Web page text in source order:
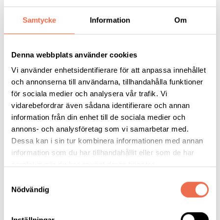
Samtycke Information Om
Denna webbplats använder cookies
Vi använder enhetsidentifierare för att anpassa innehållet
och annonserna till användarna, tillhandahålla funktioner
för sociala medier och analysera vår trafik. Vi
vidarebefordrar även sådana identifierare och annan
information från din enhet till de sociala medier och
annons- och analysföretag som vi samarbetar med.
Dessa kan i sin tur kombinera informationen med annan
information som du har tillhandahållit eller som de har
Nödvändig
med GDPR och Neuroförbundets integritetspolicy
neuro.se/integritet
Prenumerera nu!
Läs mer på Neuro.se
Epilepsi